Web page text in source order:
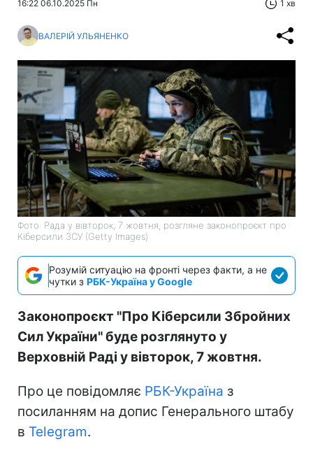
16:22 06.10.2025 Пн 1 хв
ВАЛЕРІЙ УЛЬЯНЕНКО
Фото: Рада у вівторок, 7 жовтня, розгляне законопроєкт про
Кіберсили ЗСУ (Getty Images)
Розумій ситуацію на фронті через факти, а не
чутки з РБК-Україна у Google
Законопроєкт "Про Кіберсили Збройних
Сил України" буде розглянуто у
Верховній Раді у вівторок, 7 жовтня.
Про це повідомляє РБК-Україна з
посиланням на допис Генерального штабу
в Telegram.